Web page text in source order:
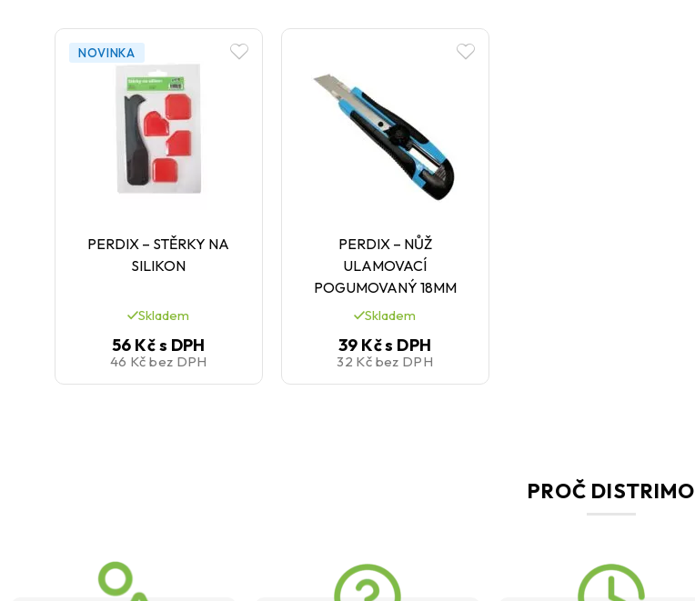
NOVINKA
PERDIX – STĚRKY NA
SILIKON
Skladem
56 Kčs DPH
46 Kčbez DPH
PERDIX – NŮŽ
ULAMOVACÍ
POGUMOVANÝ 18MM
Skladem
39 Kčs DPH
32 Kč bez DPH
PROČ DISTRIMO